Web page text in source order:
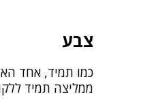
צבע
כמו תמיד, אחד
ממליצה תמיד